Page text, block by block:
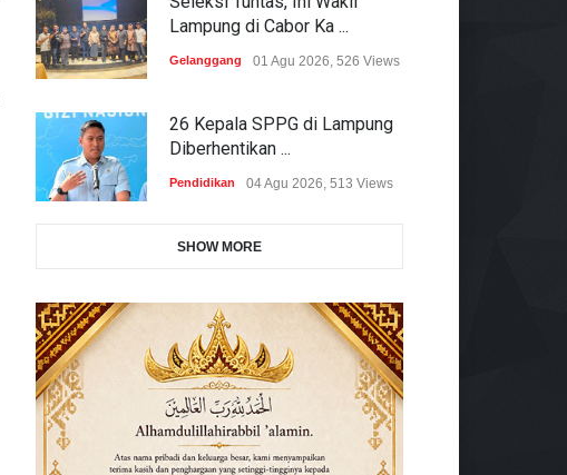
Lampung di Cabor Ka ...
Gelanggang 01 Agu 2026, 526 Views
26 Kepala SPPG di Lampung
Diberhentikan ...
Pendidikan 04 Agu 2026, 513 Views
SHOW MORE